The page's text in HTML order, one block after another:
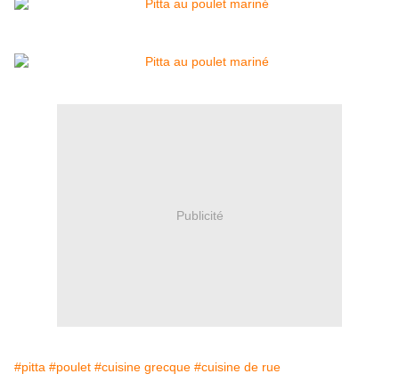
Publicité
#pitta #poulet #cuisine grecque #cuisine de rue